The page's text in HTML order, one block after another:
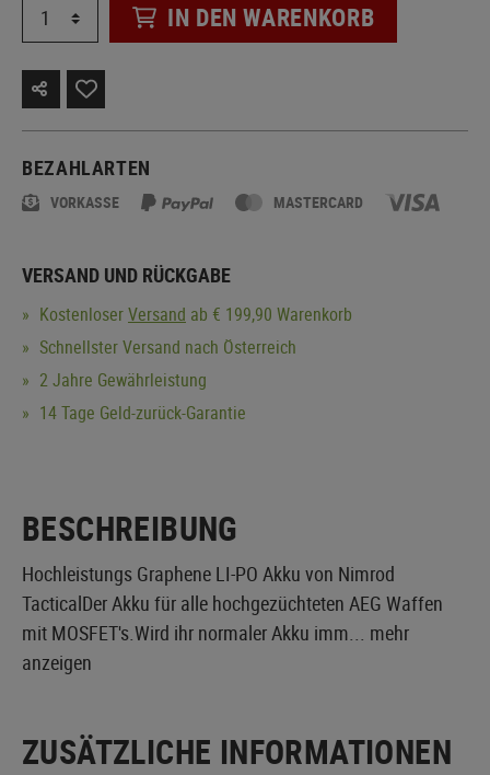
IN DEN WARENKORB
BEZAHLARTEN
VORKASSE MASTERCARD
VERSAND UND RÜCKGABE
KostenloserVersand ab € 199,90 Warenkorb
Schnellster Versand nach Österreich
2 Jahre Gewährleistung
14 Tage Geld-zurück-Garantie
BESCHREIBUNG
Hochleistungs Graphene LI-PO Akku von Nimrod
TacticalDer Akku für alle hochgezüchteten AEG Waffen
mit MOSFET's.Wird ihr normaler Akku imm... mehr
anzeigen
ZUSÄTZLICHE INFORMATIONEN